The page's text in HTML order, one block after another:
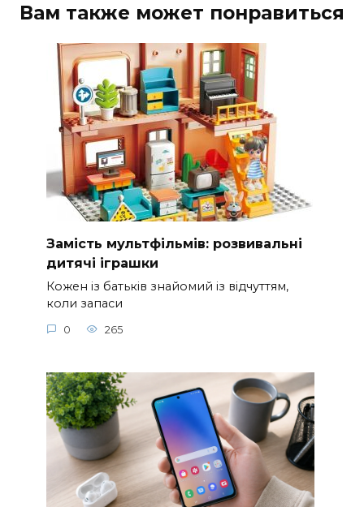
Вам также может понравиться
Замість мультфільмів: розвивальні
дитячі іграшки
Кожен із батьків знайомий із відчуттям,
коли запаси
0 265